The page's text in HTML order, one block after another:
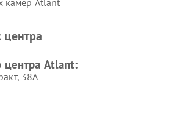
центра
центра Atlant:
38А